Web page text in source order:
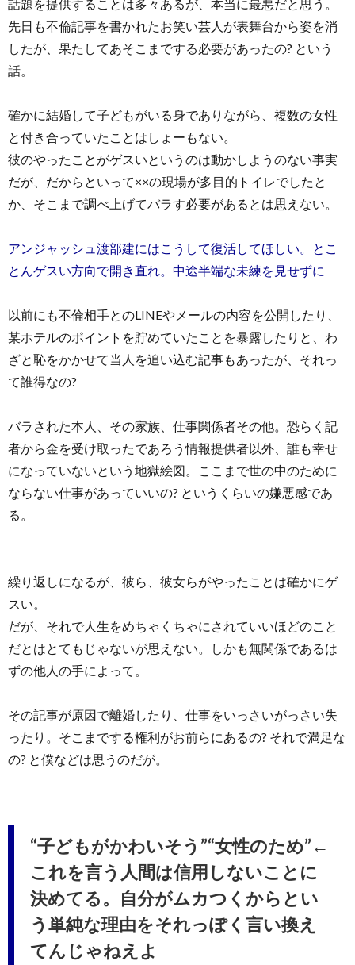
話題を提供することは多々あるが、本当に最悪だと思う。
先日も不倫記事を書かれたお笑い芸人が表舞台から姿を消
したが、果たしてあそこまでする必要があったの? という
話。
確かに結婚して子どもがいる身でありながら、複数の女性
と付き合っていたことはしょーもない。
彼のやったことがゲスいというのは動かしようのない事実
だが、だからといって××の現場が多目的トイレでしたと
か、そこまで調べ上げてバラす必要があるとは思えない。
アンジャッシュ渡部建にはこうして復活してほしい。とこ
とんゲスい方向で開き直れ。中途半端な未練を見せずに
以前にも不倫相手とのLINEやメールの内容を公開したり、
某ホテルのポイントを貯めていたことを暴露したりと、わ
ざと恥をかかせて当人を追い込む記事もあったが、それっ
て誰得なの?
バラされた本人、その家族、仕事関係者その他。恐らく記
者から金を受け取ったであろう情報提供者以外、誰も幸せ
になっていないという地獄絵図。ここまで世の中のために
ならない仕事があっていいの? というくらいの嫌悪感であ
る。
繰り返しになるが、彼ら、彼女らがやったことは確かにゲ
スい。
だが、それで人生をめちゃくちゃにされていいほどのこと
だとはとてもじゃないが思えない。しかも無関係であるは
ずの他人の手によって。
その記事が原因で離婚したり、仕事をいっさいがっさい失
ったり。そこまでする権利がお前らにあるの? それで満足な
の? と僕などは思うのだが。
“子どもがかわいそう”“女性のため”←
これを言う人間は信用しないことに
決めてる。自分がムカつくからとい
う単純な理由をそれっぽく言い換え
てんじゃねえよ